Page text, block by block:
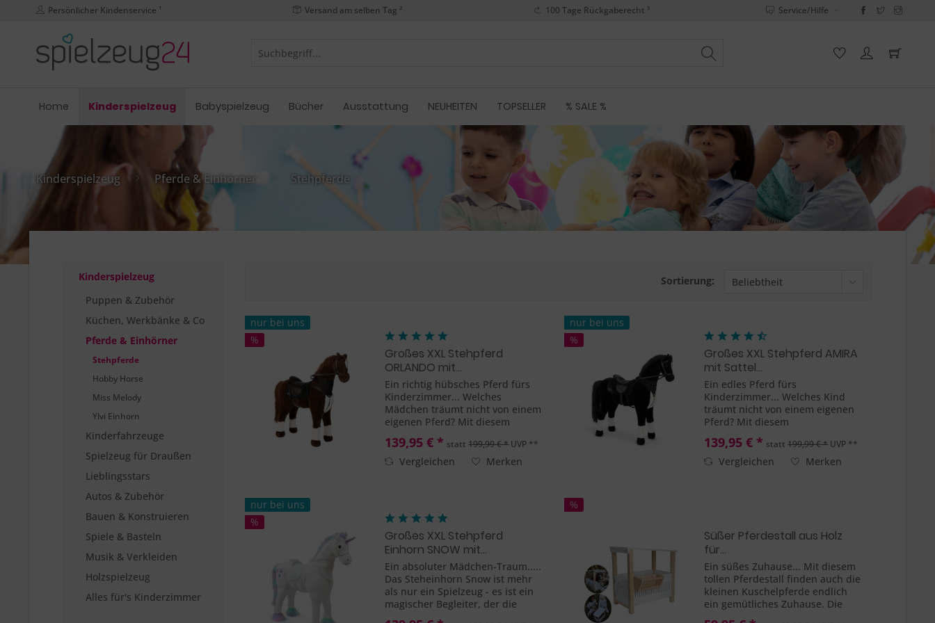
Persönlicher Kindenservice ¹ Versand am selben Tag ² 100 Tage Rückgaberecht ³ Service/Hilfe
Home Kinderspielzeug Babyspielzeug Bücher Ausstattung NEUHEITEN TOPSELLER % SALE %
Kinderspielzeug Pferde & Einhörner Stehpferde
Kinderspielzeug
Puppen & Zubehör
Küchen, Werkbänke & Co
Pferde & Einhörner
Stehpferde
Hobby Horse
Miss Melody
Ylvi Einhorn
Kinderfahrzeuge
Spielzeug für Draußen
Lieblingsstars
Autos & Zubehör
Bauen & Konstruieren
Spiele & Basteln
Musik & Verkleiden
Holzspielzeug
Alles für's Kinderzimmer
Sortierung:
nur bei uns
%
Großes XXL Stehpferd
ORLANDO mit...
Ein richtig hübsches Pferd fürs
Kinderzimmer... Welches
Mädchen träumt nicht von einem
eigenen Pferd? Mit diesem
wunderschönen Standpferd von
ELLA & PIET® kann der Traum
schnell wahr werden. Mit dem
Pferd Orlando können auch
139,95 € * statt199,99 € * UVP **
Vergleichen Merken
nur bei uns
%
Großes XXL Stehpferd AMIRA
mit Sattel...
Ein edles Pferd fürs
Kinderzimmer... Welches Kind
träumt nicht von einem eigenen
Pferd? Mit diesem
wunderschönen Standpferd von
ELLA & PIET® kann der Traum
schnell wahr werden. Mit dem
Pferd Amira können auch endlich
139,95 € * statt199,99 € * UVP **
Vergleichen Merken
nur bei uns
%
Großes XXL Stehpferd
Einhorn SNOW mit...
Ein absoluter Mädchen-Traum.....
Das Steheinhorn Snow ist mehr
als nur ein Spielzeug - es ist ein
magischer Begleiter, der die
Fantasie zum Leben erweckt. Das
%
Süßer Pferdestall aus Holz
für...
Ein süßes Zuhause... Mit diesem
tollen Pferdestall finden auch die
kleinen Kuschelpferde endlich
ein gemütliches Zuhause. Die
vordere Tür läasst sich öffnen